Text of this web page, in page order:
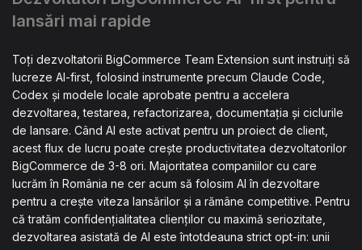
lansări mai rapide
Toți dezvoltatorii BigCommerce Team Extension sunt instruiți să
lucreze AI-first, folosind instrumente precum Claude Code,
Codex și modele locale aprobate pentru a accelera
dezvoltarea, testarea, refactorizarea, documentația și ciclurile
de lansare. Când AI este activat pentru un proiect de client,
acest flux de lucru poate crește productivitatea dezvoltatorilor
BigCommerce de 3-8 ori. Majoritatea companiilor cu care
lucrăm în România ne cer acum să folosim AI în dezvoltare
pentru a crește viteza lansărilor și a rămâne competitive. Pentru
că tratăm confidențialitatea clienților cu maximă seriozitate,
dezvoltarea asistată de AI este întotdeauna strict opt-in: unii